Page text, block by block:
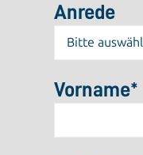
Anrede
Vorname*